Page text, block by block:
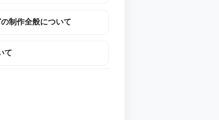
制作全般について
て